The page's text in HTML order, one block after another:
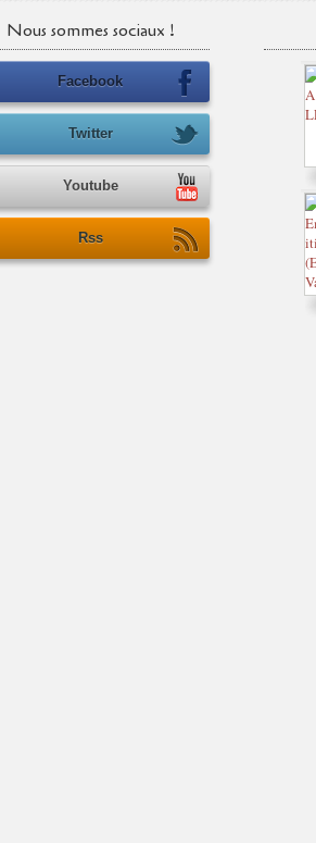
Nous sommes sociaux !
Facebook
Twitter
Youtube
Rss